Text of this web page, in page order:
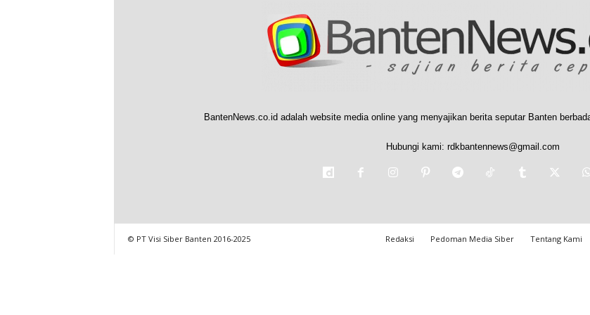
BantenNews.co.id adalah website media online yang menyajikan berita seputar Banten
Hubungi kami: rdkbantennews@gmail.com
Redaksi Pedoman Media Siber Tentang Kami
© PT Visi Siber Banten 2016-2025